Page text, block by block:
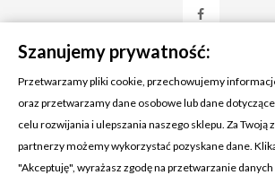
KONTAKT Z NAMI
Adres:
Cosmetic4car
Szanujemy prywatność:
Przetwarzamy pliki cookie, przechowujemy
oraz przetwarzamy dane osobowe lub dane
celu rozwijania i ulepszania naszego sklepu. Za Twoją
partnerzy możemy wykorzystać pozyskane dane.
"Akceptuję", wyrażasz zgodę na przetwarzanie danych